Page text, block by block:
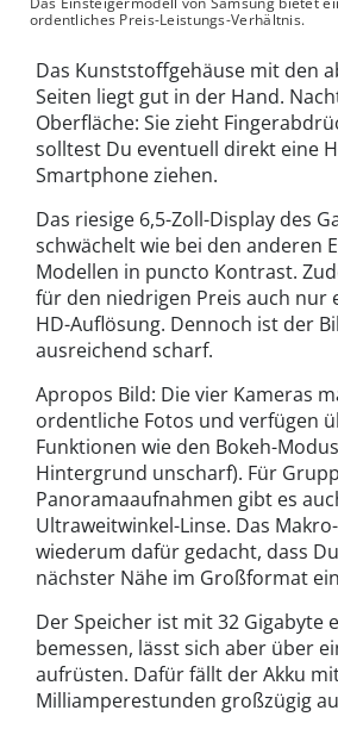
ordentliches Preis-Leistungs-Verhältnis.
Das Kunststoffgehäuse mit den
Seiten liegt gut in der Hand.
Oberfläche: Sie zieht
solltest Du eventuell direkt eine
Smartphone ziehen.
Das riesige 6,5-Zoll-Display des
schwächelt wie bei den anderen
Modellen in puncto Kontrast.
für den niedrigen Preis auch nur
HD-Auflösung. Dennoch ist der
ausreichend scharf.
Apropos Bild: Die vier Kameras
ordentliche Fotos und verfügen
Funktionen wie den Bokeh-
Hintergrund unscharf). Für
Panoramaaufnahmen gibt es
Ultraweitwinkel-Linse. Das
wiederum dafür gedacht, dass
nächster Nähe im Großformat
Der Speicher ist mit 32 Gigabyte
bemessen, lässt sich aber über
aufrüsten. Dafür fällt der Akku
Milliamperestunden großzügig